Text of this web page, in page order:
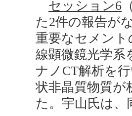
セッション6
た2件の報告が
重要なセメン
線顕微鏡光学系
ナノCT解析を
状非晶質物質が
た。宇山氏は、